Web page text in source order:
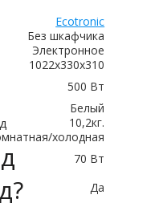
Ecotronic
Без шкафчика
Электронное
1022x330x310
500 Вт
Белый
10,2кг.
холодная
70 Вт
Да